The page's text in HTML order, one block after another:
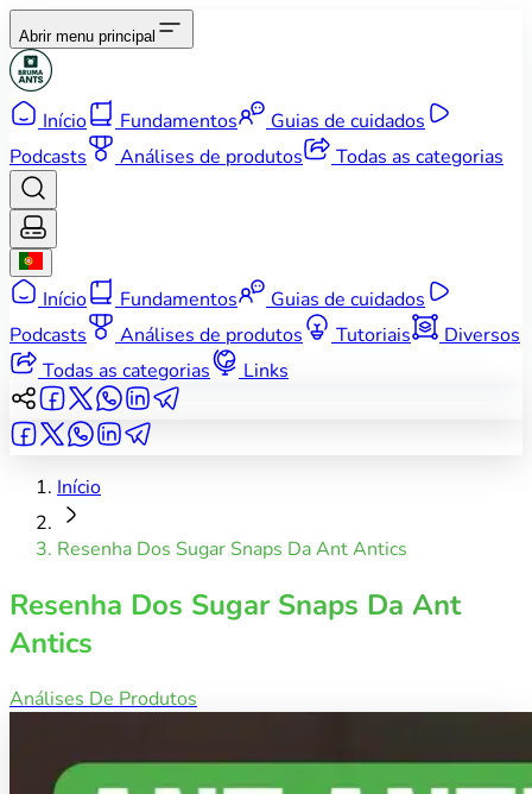
Abrir menu principal
Início Fundamentos
Guias de cuidados
Podcasts
Análises de produtos Todas as categorias
Início Fundamentos
Guias de cuidados
Podcasts
Análises de produtos Tutoriais
Diversos
Todas as categorias
Links
Início
Resenha Dos Sugar Snaps Da Ant Antics
Resenha Dos Sugar Snaps Da Ant
Antics
Análises De Produtos